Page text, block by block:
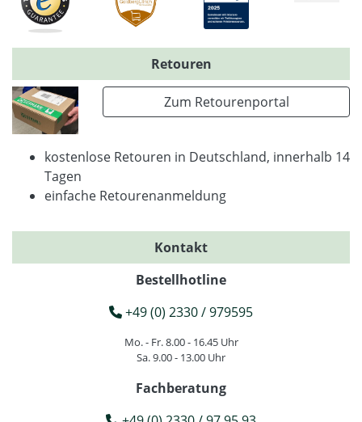
Retouren
Zum Retourenportal
kostenlose Retouren in Deutschland, innerhalb 14
Tagen
einfache Retourenanmeldung
Kontakt
Bestellhotline
+49 (0) 2330 / 979595
Mo. - Fr. 8.00 - 16.45 Uhr
Sa. 9.00 - 13.00 Uhr
Fachberatung